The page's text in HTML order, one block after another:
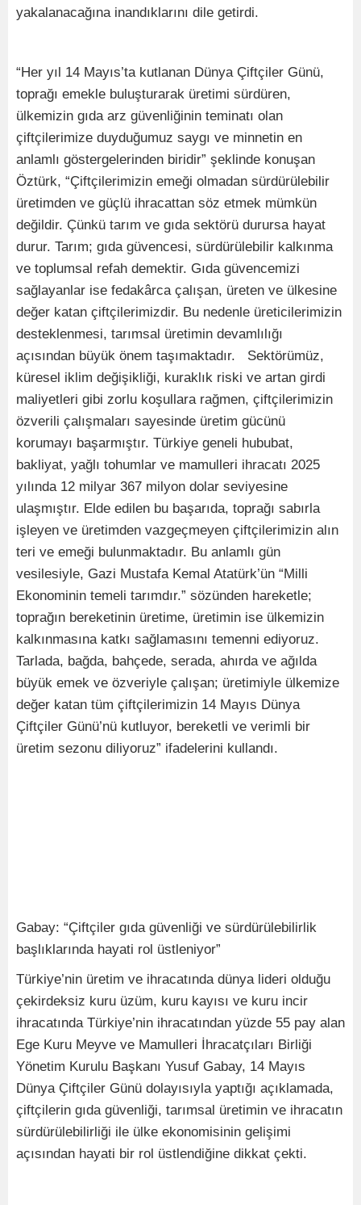
yakalanacağına inandıklarını dile getirdi.
“Her yıl 14 Mayıs’ta kutlanan Dünya Çiftçiler Günü,
toprağı emekle buluşturarak üretimi sürdüren,
ülkemizin gıda arz güvenliğinin teminatı olan
çiftçilerimize duyduğumuz saygı ve minnetin en
anlamlı göstergelerinden biridir” şeklinde konuşan
Öztürk, “Çiftçilerimizin emeği olmadan sürdürülebilir
üretimden ve güçlü ihracattan söz etmek mümkün
değildir. Çünkü tarım ve gıda sektörü durursa hayat
durur. Tarım; gıda güvencesi, sürdürülebilir kalkınma
ve toplumsal refah demektir. Gıda güvencemizi
sağlayanlar ise fedakârca çalışan, üreten ve ülkesine
değer katan çiftçilerimizdir. Bu nedenle üreticilerimizin
desteklenmesi, tarımsal üretimin devamlılığı
açısından büyük önem taşımaktadır. Sektörümüz,
küresel iklim değişikliği, kuraklık riski ve artan girdi
maliyetleri gibi zorlu koşullara rağmen, çiftçilerimizin
özverili çalışmaları sayesinde üretim gücünü
korumayı başarmıştır. Türkiye geneli hububat,
bakliyat, yağlı tohumlar ve mamulleri ihracatı 2025
yılında 12 milyar 367 milyon dolar seviyesine
ulaşmıştır. Elde edilen bu başarıda, toprağı sabırla
işleyen ve üretimden vazgeçmeyen çiftçilerimizin alın
teri ve emeği bulunmaktadır. Bu anlamlı gün
vesilesiyle, Gazi Mustafa Kemal Atatürk’ün “Milli
Ekonominin temeli tarımdır.” sözünden hareketle;
toprağın bereketinin üretime, üretimin ise ülkemizin
kalkınmasına katkı sağlamasını temenni ediyoruz.
Tarlada, bağda, bahçede, serada, ahırda ve ağılda
büyük emek ve özveriyle çalışan; üretimiyle ülkemize
değer katan tüm çiftçilerimizin 14 Mayıs Dünya
Çiftçiler Günü’nü kutluyor, bereketli ve verimli bir
üretim sezonu diliyoruz” ifadelerini kullandı.
Gabay: “Çiftçiler gıda güvenliği ve sürdürülebilirlik
başlıklarında hayati rol üstleniyor”
Türkiye’nin üretim ve ihracatında dünya lideri olduğu
çekirdeksiz kuru üzüm, kuru kayısı ve kuru incir
ihracatında Türkiye’nin ihracatından yüzde 55 pay alan
Ege Kuru Meyve ve Mamulleri İhracatçıları Birliği
Yönetim Kurulu Başkanı Yusuf Gabay, 14 Mayıs
Dünya Çiftçiler Günü dolayısıyla yaptığı açıklamada,
çiftçilerin gıda güvenliği, tarımsal üretimin ve ihracatın
sürdürülebilirliği ile ülke ekonomisinin gelişimi
açısından hayati bir rol üstlendiğine dikkat çekti.